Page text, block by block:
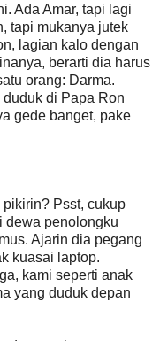
Ada Amar, tapi lagi
tapi mukanya jutek
lagian kalo dengan
berarti dia harus
orang: Darma.
di Papa Ron
gede banget, pake
Psst, cukup
dewa penolongku
Ajarin dia pegang
kuasai laptop.
kami seperti anak
yang duduk depan